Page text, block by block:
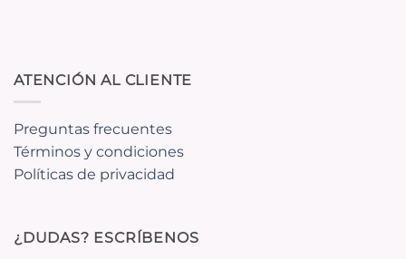
ATENCIÓN AL CLIENTE
Preguntas frecuentes
Términos y condiciones
Políticas de privacidad
¿DUDAS? ESCRÍBENOS